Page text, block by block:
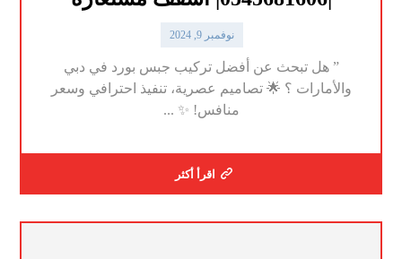
نوفمبر 9, 2024
” هل تبحث عن أفضل تركيب جبس بورد في دبي
والأمارات ؟ 🌟 تصاميم عصرية، تنفيذ احترافي وسعر
منافس! ✨ ...
اقرأ أكثر